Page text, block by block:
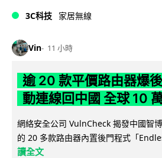
3C科技 家居無線
Vin 11 小時
逾 20 款平價路由器爆
動連線回中國 全球 10
網絡安全公司 VulnCheck 揭發中國智
的 20 多款路由器內置後門程式「
讀全文